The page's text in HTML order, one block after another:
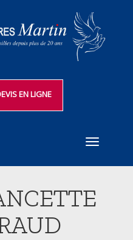
EN LIGNE
Toggle